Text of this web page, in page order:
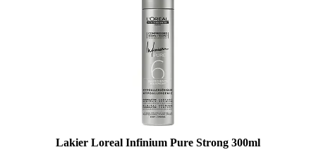
Lakier Loreal Infinium Pure Strong 300ml